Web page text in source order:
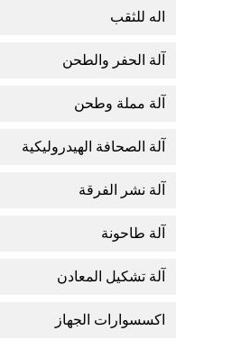
اله للثقب
آلة الحفر والطحن
آلة مملة وطحن
آلة الصحافة الهيدروليكية
آلة نشر الفرقة
آلة طاحونة
آلة تشكيل المعادن
اكسسوارات الجهاز